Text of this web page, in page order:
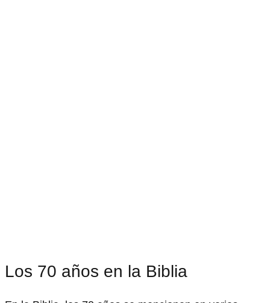
Los 70 años en la Biblia